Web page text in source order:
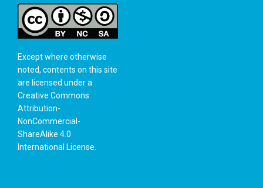
Except where otherwise
noted, contents on this site
are licensed under a
Creative Commons
Attribution-
NonCommercial-
ShareAlike 4.0
International License